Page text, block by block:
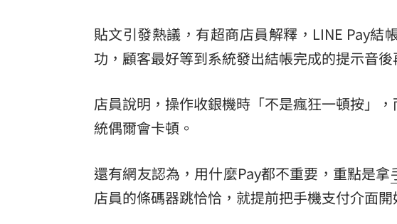
貼文引發熱議，有超商店員解釋，LINE Pay
功，顧客最好等到系統發出結帳完成的提示音後
店員說明，操作收銀機時「不是瘋狂一頓按」
統偶爾會卡頓。
還有網友認為，用什麼Pay都不重要，重點是拿
店員的條碼器跳恰恰，就提前把手機支付介面